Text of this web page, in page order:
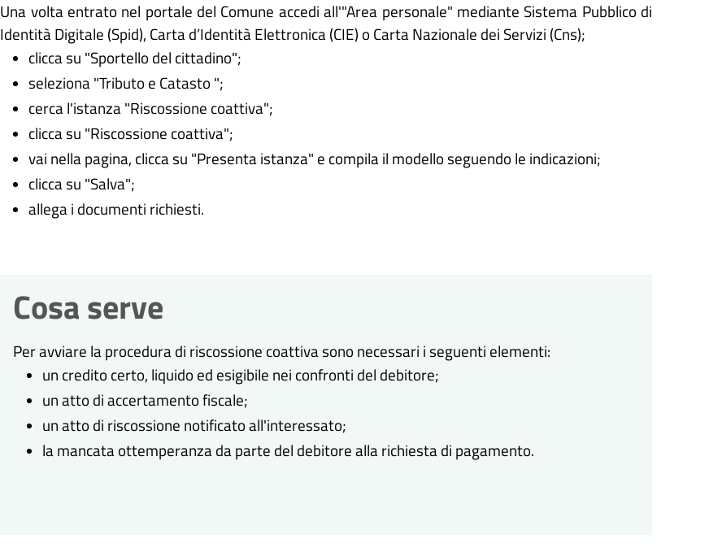
Una volta entrato nel portale del Comune accedi all'"Area personale" mediante Sistema Pubblico di
Identità Digitale (Spid), Carta d’Identità Elettronica (CIE) o Carta Nazionale dei Servizi (Cns);
clicca su "Sportello del cittadino";
seleziona "Tributo e Catasto ";
cerca l'istanza "Riscossione coattiva";
clicca su "Riscossione coattiva";
vai nella pagina, clicca su "Presenta istanza" e compila il modello seguendo le indicazioni;
clicca su "Salva";
allega i documenti richiesti.
Cosa serve
Per avviare la procedura di riscossione coattiva sono necessari i seguenti elementi:
un credito certo, liquido ed esigibile nei confronti del debitore;
un atto di accertamento fiscale;
un atto di riscossione notificato all'interessato;
la mancata ottemperanza da parte del debitore alla richiesta di pagamento.